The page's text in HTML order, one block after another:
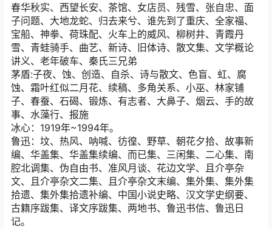
春华秋实、西望长安、茶馆、女店员、残雪、张自忠、面
子问题、大地龙蛇、归去来兮、谁先到了重庆、全家福、
宝船、神拳、荷珠配、火车上的威风、柳树井、青霞丹
雪、青蛙骑手、曲艺、新诗、旧体诗、散文集、文学概论
讲义、老年破车、秦氏三兄弟
茅盾:子夜、蚀、创造、自杀、诗与散文、色盲、虹、腐
蚀、霜叶红似二月花、续稿、多角关系、小巫、林家铺
子、春蚕、石碣、锻炼、有志者、大鼻子、烟云、手的故
事、水藻行、报施
冰心：1919年~1994年。
鲁迅：坟、热风、呐喊、彷徨、野草、朝花夕拾、故事新
编、华盖集、华盖集续编、而已集、三闲集、二心集、南
腔北调集、伪自由书、准风月谈、花边文学、且介亭杂
文、且介亭杂文二集、且介亭杂文末编、集外集、集外集
拾遗、集外集拾遗补编、中国小说史略、汉文学史纲要、
古籍序跋集、译文序跋集、两地书、鲁迅书信、鲁迅日
记。